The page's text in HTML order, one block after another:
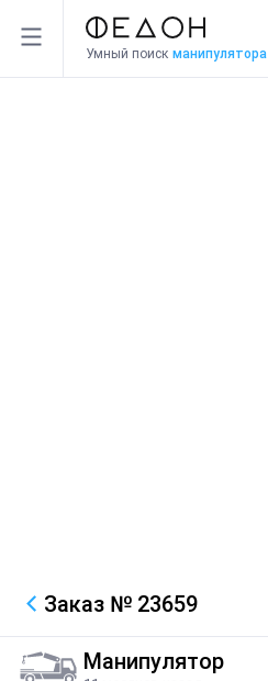
Умный поиск манипулятора
Заказ № 23659
Манипулятор